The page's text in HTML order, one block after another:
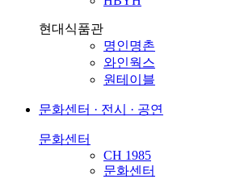
현대식품관
명인명촌
와인웍스
원테이블
문화센터 · 전시 · 공연
문화센터
CH 1985
문화센터